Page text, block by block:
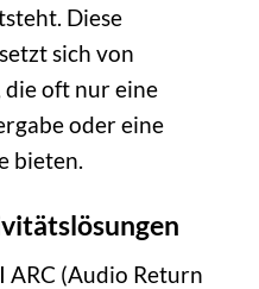
Diese
sich von
die oft nur eine
oder eine
bieten.
(Audio Return